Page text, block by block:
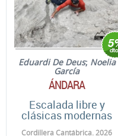
Eduardi De Deus; Noelia
García
ÁNDARA
Escalada libre y
clásicas modernas
Cordillera Cantábrica. 2026